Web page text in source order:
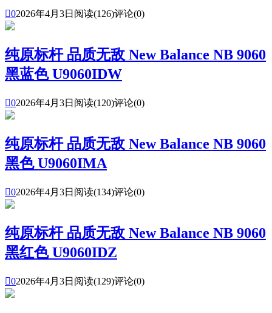
02026年4月3日 阅读(126)评论(0)
纯原标杆 品质无敌 New Balance NB 9060
黑蓝色 U9060IDW
02026年4月3日 阅读(120)评论(0)
纯原标杆 品质无敌 New Balance NB 9060
黑色 U9060IMA
02026年4月3日 阅读(134)评论(0)
纯原标杆 品质无敌 New Balance NB 9060
黑红色 U9060IDZ
02026年4月3日 阅读(129)评论(0)